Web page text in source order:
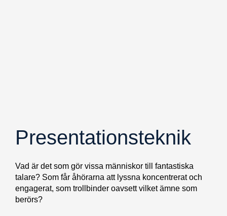
Presentationsteknik
Vad är det som gör vissa människor till fantastiska
talare? Som får åhörarna att lyssna koncentrerat och
engagerat, som trollbinder oavsett vilket ämne som
berörs?